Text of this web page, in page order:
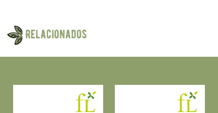
Relacionados